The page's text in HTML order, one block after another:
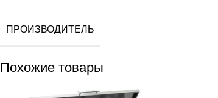
ПРОИЗВОДИТЕЛЬ
Похожие товары